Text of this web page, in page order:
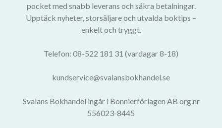
pocket med snabb leverans och säkra betalningar.
Upptäck nyheter, storsäljare och utvalda boktips –
enkelt och tryggt.
Telefon: 08-522 181 31 (vardagar 8-18)
kundservice@svalansbokhandel.se
Svalans Bokhandel ingår i Bonnierförlagen AB org.nr
556023-8445